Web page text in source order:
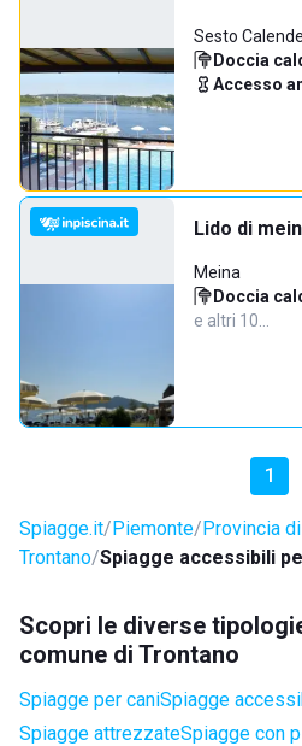
Sesto Calende
Doccia
Accesso
Lido di
Meina
Doccia
e altri 10…
1
Spiagge.it Piemonte Provincia
Trontano Spiagge accessibili
Scopri le diverse
comune di Trontano
Spiagge per caniSpiagge
Spiagge attrezzateSpiagge con